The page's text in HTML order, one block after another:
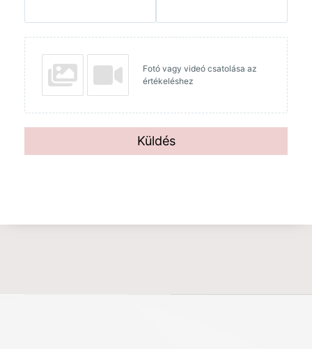
Fotó vagy videó csatolása az
értékeléshez
Küldés